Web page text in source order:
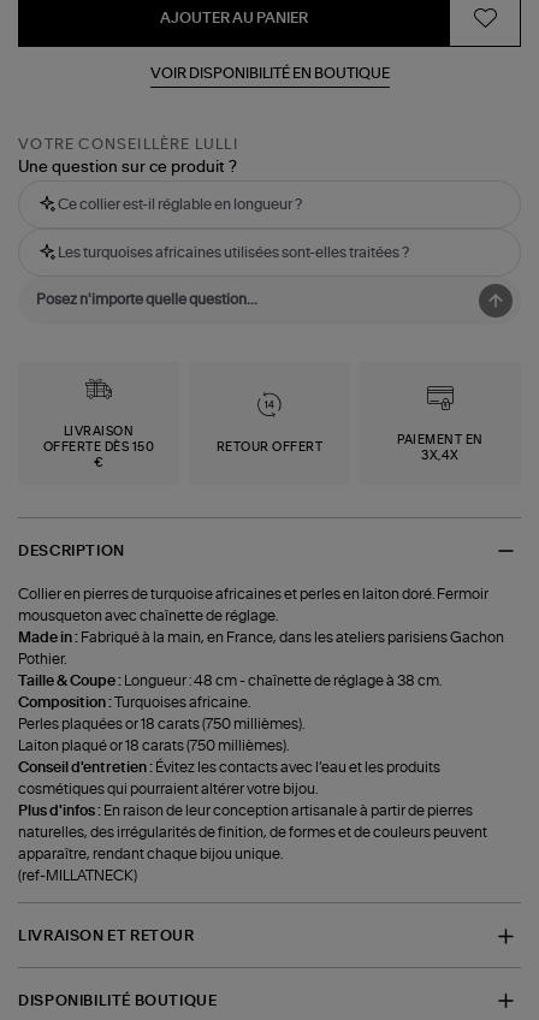
AJOUTER AU PANIER
VOIR DISPONIBILITÉ EN BOUTIQUE
VOTRE CONSEILLÈRE LULLI
Une question sur ce produit ?
Ce collier est-il réglable en longueur ?
Les turquoises africaines utilisées sont-elles traitées ?
LIVRAISON
OFFERTE DÈS 150
€
RETOUR OFFERT
PAIEMENT EN
3X,4X
DESCRIPTION
Collier en pierres de turquoise africaines et perles en laiton doré. Fermoir
mousqueton avec chaînette de réglage.
Made in : Fabriqué à la main, en France, dans les ateliers parisiens Gachon
Pothier.
Taille & Coupe : Longueur : 48 cm - chaînette de réglage à 38 cm.
Composition :
Turquoises africaine.
Perles plaquées or 18 carats (750 millièmes).
Laiton plaqué or 18 carats (750 millièmes).
Conseil d'entretien : Évitez les contacts avec l’eau et les produits
cosmétiques qui pourraient altérer votre bijou.
Plus d'infos : En raison de leur conception artisanale à partir de pierres
naturelles, des irrégularités de finition, de formes et de couleurs peuvent
apparaître, rendant chaque bijou unique.
(ref-MILLATNECK)
LIVRAISON ET RETOUR
DISPONIBILITÉ BOUTIQUE